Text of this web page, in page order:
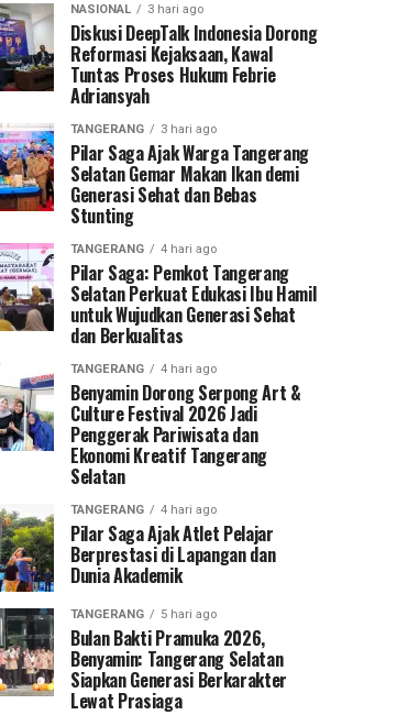
NASIONAL 3 hari ago
Diskusi DeepTalk Indonesia Dorong
Reformasi Kejaksaan, Kawal
Tuntas Proses Hukum Febrie
Adriansyah
TANGERANG 3 hari ago
Pilar Saga Ajak Warga Tangerang
Selatan Gemar Makan Ikan demi
Generasi Sehat dan Bebas
Stunting
TANGERANG 4 hari ago
Pilar Saga: Pemkot Tangerang
Selatan Perkuat Edukasi Ibu Hamil
untuk Wujudkan Generasi Sehat
dan Berkualitas
TANGERANG 4 hari ago
Benyamin Dorong Serpong Art &
Culture Festival 2026 Jadi
Penggerak Pariwisata dan
Ekonomi Kreatif Tangerang
Selatan
TANGERANG 4 hari ago
Pilar Saga Ajak Atlet Pelajar
Berprestasi di Lapangan dan
Dunia Akademik
TANGERANG 5 hari ago
Bulan Bakti Pramuka 2026,
Benyamin: Tangerang Selatan
Siapkan Generasi Berkarakter
Lewat Prasiaga